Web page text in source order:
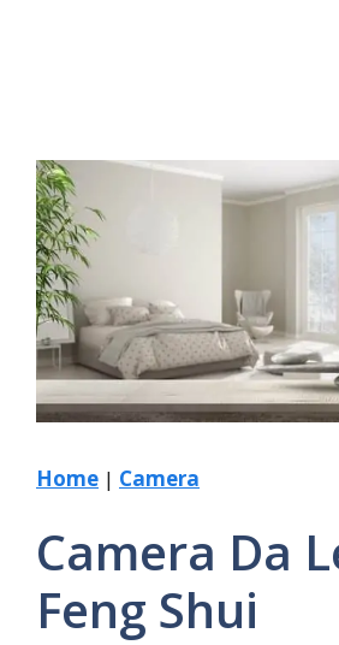
Home | Camera
Camera Da
Feng Shui